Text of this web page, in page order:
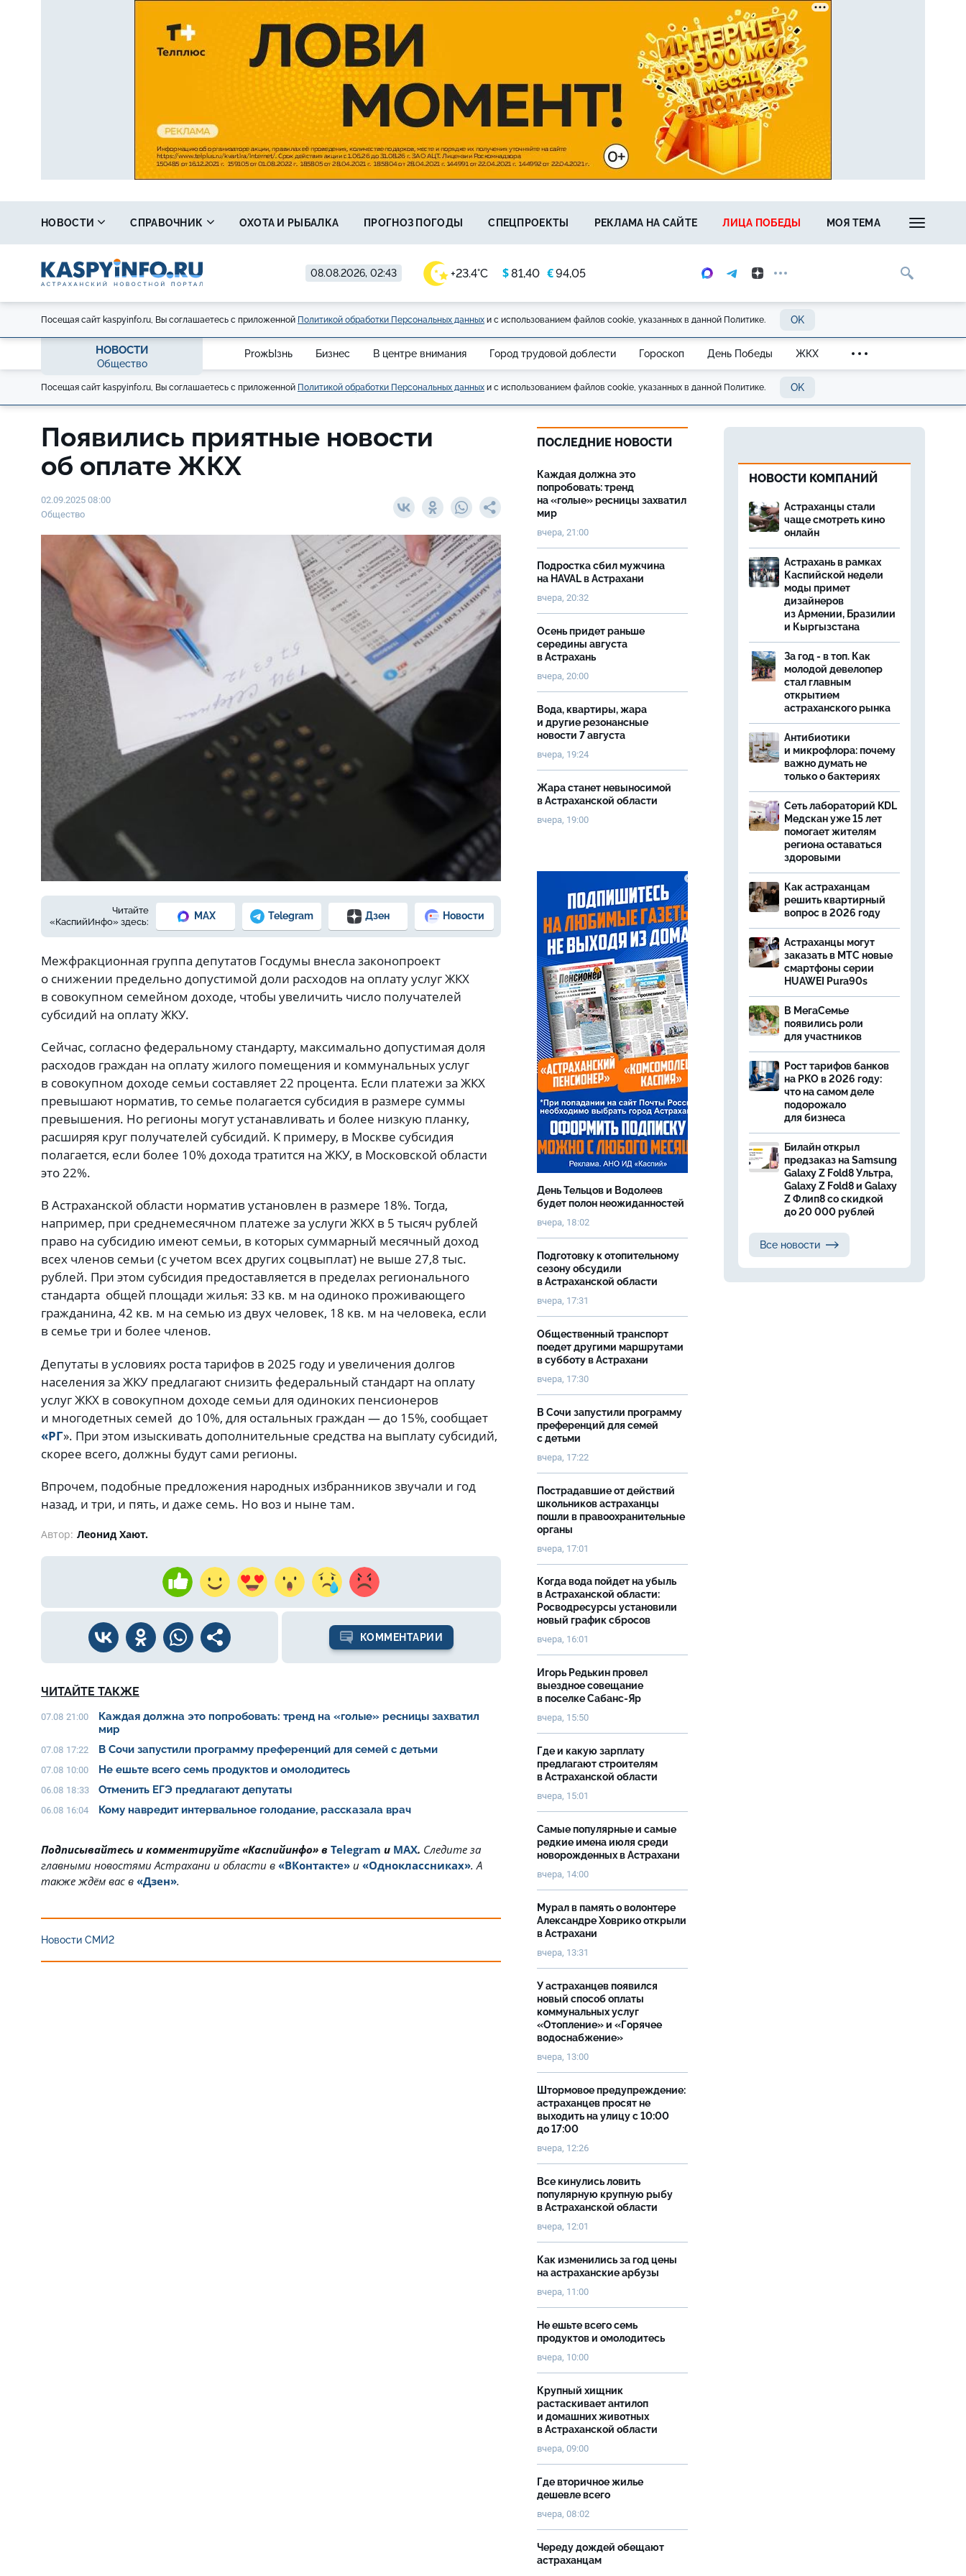
08.08.2026, 02:43 +23.4°C $81,40 €94,05
НОВОСТИ СПРАВОЧНИК ОХОТА И РЫБАЛКА ПРОГНОЗ ПОГОДЫ СПЕЦПРОЕКТЫ РЕКЛАМА НА САЙТЕ ЛИЦА ПОБЕДЫ МОЯ ТЕМА
Посещая сайт kaspyinfo.ru, Вы соглашаетесь с приложенной Политикой обработки Персональных данных и с использованием файлов cookie, указанных в данной Политике. OK
НОВОСТИ
Общество
ProжЫзнь Бизнес В центре внимания Город трудовой доблести Гороскоп День Победы ЖКХ
Посещая сайт kaspyinfo.ru, Вы соглашаетесь с приложенной Политикой обработки Персональных данных и с использованием файлов cookie, указанных в данной Политике. OK
Появились приятные новости
об оплате ЖКХ
02.09.2025 08:00
Общество
Фото: из архива Е. Зимней
Читайте
«КаспийИнфо» здесь:
MAX Telegram Дзен Новости
Межфракционная группа депутатов Госдумы внесла законопроект
о снижении предельно допустимой доли расходов на оплату услуг ЖКХ
в совокупном семейном доходе, чтобы увеличить число получателей
субсидий на оплату ЖКУ.
Сейчас, согласно федеральному стандарту, максимально допустимая доля
расходов граждан на оплату жилого помещения и коммунальных услуг
в совокупном доходе семьи составляет 22 процента. Если платежи за ЖКХ
превышают норматив, то семье полагается субсидия в размере суммы
превышения. Но регионы могут устанавливать и более низкую планку,
расширяя круг получателей субсидий. К примеру, в Москве субсидия
полагается, если более 10% дохода тратится на ЖКУ, в Московской области
это 22%.
В Астраханской области норматив установлен в размере 18%. Тогда,
например, при среднемесячном платеже за услуги ЖКХ в 5 тысяч рублей
право на субсидию имеют семьи, в которых суммарный месячный доход
всех членов семьи (с учетом всех других соцвыплат) не выше 27,8 тыс.
рублей. При этом субсидия предоставляется в пределах регионального
стандарта общей площади жилья: 33 кв. м на одиноко проживающего
гражданина, 42 кв. м на семью из двух человек, 18 кв. м на человека, если
в семье три и более членов.
Депутаты в условиях роста тарифов в 2025 году и увеличения долгов
населения за ЖКУ предлагают снизить федеральный стандарт на оплату
услуг ЖКХ в совокупном доходе семьи для одиноких пенсионеров
и многодетных семей до 10%, для остальных граждан — до 15%, сообщает
«РГ». При этом изыскивать дополнительные средства на выплату субсидий,
скорее всего, должны будут сами регионы.
Впрочем, подобные предложения народных избранников звучали и год
назад, и три, и пять, и даже семь. Но воз и ныне там.
Автор: Леонид Хают.
КОММЕНТАРИИ
ЧИТАЙТЕ ТАКЖЕ
07.08 21:00
Каждая должна это попробовать: тренд на «голые» ресницы захватил
мир
07.08 17:22 В Сочи запустили программу преференций для семей с детьми
07.08 10:00 Не ешьте всего семь продуктов и омолодитесь
06.08 18:33 Отменить ЕГЭ предлагают депутаты
06.08 16:04 Кому навредит интервальное голодание, рассказала врач
Подписывайтесь и комментируйте «Каспийинфо» в Telegram и MAX. Cледите за
главными новостями Астрахани и области в «ВКонтакте» и «Одноклассниках». А
также ждём вас в «Дзен».
Новости СМИ2
ПОСЛЕДНИЕ НОВОСТИ
Каждая должна это
попробовать: тренд
на «голые» ресницы захватил
мир
вчера, 21:00
Подростка сбил мужчина
на HAVAL в Астрахани
вчера, 20:32
Осень придет раньше
середины августа
в Астрахань
вчера, 20:00
Вода, квартиры, жара
и другие резонансные
новости 7 августа
вчера, 19:24
Жара станет невыносимой
в Астраханской области
вчера, 19:00
День Тельцов и Водолеев
будет полон неожиданностей
вчера, 18:02
Подготовку к отопительному
сезону обсудили
в Астраханской области
вчера, 17:31
Общественный транспорт
поедет другими маршрутами
в субботу в Астрахани
вчера, 17:30
В Сочи запустили программу
преференций для семей
с детьми
вчера, 17:22
Пострадавшие от действий
школьников астраханцы
пошли в правоохранительные
органы
вчера, 17:01
Когда вода пойдет на убыль
в Астраханской области:
Росводресурсы установили
новый график сбросов
вчера, 16:01
Игорь Редькин провел
выездное совещание
в поселке Сабанс-Яр
вчера, 15:50
Где и какую зарплату
предлагают строителям
в Астраханской области
вчера, 15:01
Самые популярные и самые
редкие имена июля среди
новорожденных в Астрахани
вчера, 14:00
Мурал в память о волонтере
Александре Ховрико открыли
в Астрахани
вчера, 13:31
У астраханцев появился
новый способ оплаты
коммунальных услуг
«Отопление» и «Горячее
водоснабжение»
вчера, 13:00
Штормовое предупреждение:
астраханцев просят не
выходить на улицу с 10:00
до 17:00
вчера, 12:26
Все кинулись ловить
популярную крупную рыбу
в Астраханской области
вчера, 12:01
Как изменились за год цены
на астраханские арбузы
вчера, 11:00
Не ешьте всего семь
продуктов и омолодитесь
вчера, 10:00
Крупный хищник
растаскивает антилоп
и домашних животных
в Астраханской области
вчера, 09:00
Где вторичное жилье
дешевле всего
вчера, 08:02
Череду дождей обещают
астраханцам
НОВОСТИ КОМПАНИЙ
Астраханцы стали
чаще смотреть кино
онлайн
Астрахань в рамках
Каспийской недели
моды примет
дизайнеров
из Армении, Бразилии
и Кыргызстана
За год - в топ. Как
молодой девелопер
стал главным
открытием
астраханского рынка
Антибиотики
и микрофлора: почему
важно думать не
только о бактериях
Сеть лабораторий KDL
Медскан уже 15 лет
помогает жителям
региона оставаться
здоровыми
Как астраханцам
решить квартирный
вопрос в 2026 году
Астраханцы могут
заказать в МТС новые
смартфоны серии
HUAWEI Pura90s
В МегаСемье
появились роли
для участников
Рост тарифов банков
на РКО в 2026 году:
что на самом деле
подорожало
для бизнеса
Билайн открыл
предзаказ на Samsung
Galaxy Z Fold8 Ультра,
Galaxy Z Fold8 и Galaxy
Z Флип8 со скидкой
до 20 000 рублей
Все новости